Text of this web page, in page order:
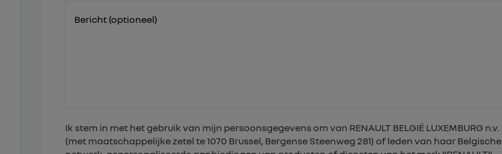
Bericht (optioneel)
Ik stem in met het gebruik van mijn persoonsgegevens om van RENAULT BELGIË LUXEMBURG n.v.
(met maatschappelijke zetel te 1070 Brussel, Bergense Steenweg 281) of leden van haar Belgische